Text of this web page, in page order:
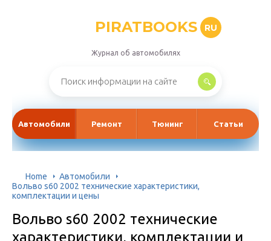
PIRATBOOKS RU
Журнал об автомобилях
Автомобили Ремонт Тюнинг Статьи
Home
Автомобили
Вольво s60 2002 технические характеристики,
комплектации и цены
Вольво s60 2002 технические
характеристики, комплектации и